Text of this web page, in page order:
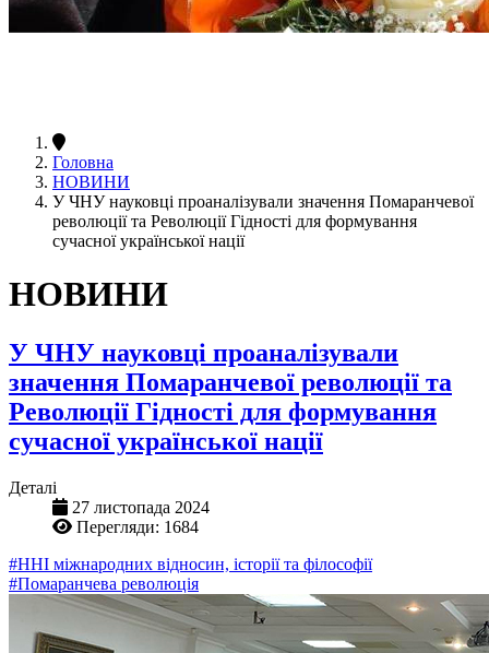
Головна
НОВИНИ
У ЧНУ науковці проаналізували значення Помаранчевої
революції та Революції Гідності для формування
сучасної української нації
НОВИНИ
У ЧНУ науковці проаналізували
значення Помаранчевої революції та
Революції Гідності для формування
сучасної української нації
Деталі
27 листопада 2024
Перегляди: 1684
#ННІ міжнародних відносин, історії та філософії
#Помаранчева революція